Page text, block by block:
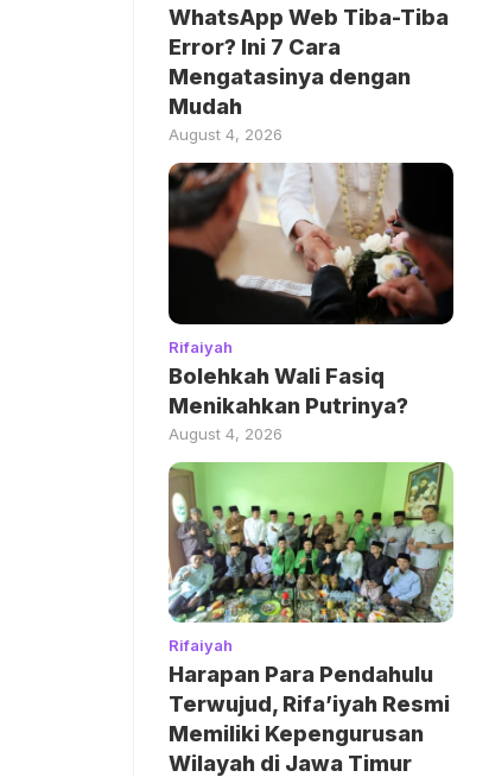
WhatsApp Web Tiba-Tiba
Error? Ini 7 Cara
Mengatasinya dengan
Mudah
August 4, 2026
Rifaiyah
Bolehkah Wali Fasiq
Menikahkan Putrinya?
August 4, 2026
Rifaiyah
Harapan Para Pendahulu
Terwujud, Rifa’iyah Resmi
Memiliki Kepengurusan
Wilayah di Jawa Timur